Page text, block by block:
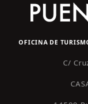
OFICINA DE
C/